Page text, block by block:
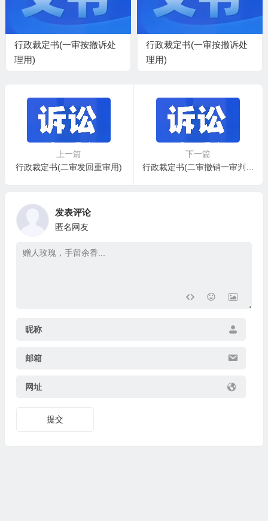
行政裁定书(一审按撤诉处
理用)
行政裁定书(一审按撤诉处
理用)
上一篇
行政裁定书(二审发回重审用)
下一篇
发表评论
匿名网友
昵称
邮箱
网址
提交